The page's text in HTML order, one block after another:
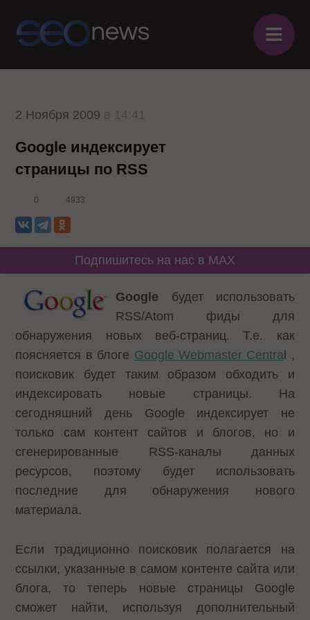
≡
2 Ноября 2009
Google индексирует
страницы по RSS
0 4933
Подпишитесь на нас в MAX
Google будет использовать
RSS/Atom фиды для
обнаружения новых веб-страниц. Т.е. как
поясняется в блоге Google Webmaster Centra l ,
поисковик будет таким образом обходить и
индексировать новые страницы. На
сегодняшний день Google индексирует не
только сам контент сайтов и блогов, но и
сгенерированные RSS-каналы данных
ресурсов, поэтому будет использовать
последние для обнаружения нового
материала.
Если традиционно поисковик полагается на
ссылки, указанные в самом контенте сайта или
блога, то теперь новые страницы Google
сможет найти, используя дополнительный